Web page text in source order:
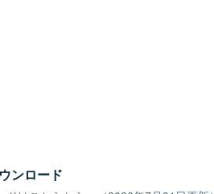
ンロード